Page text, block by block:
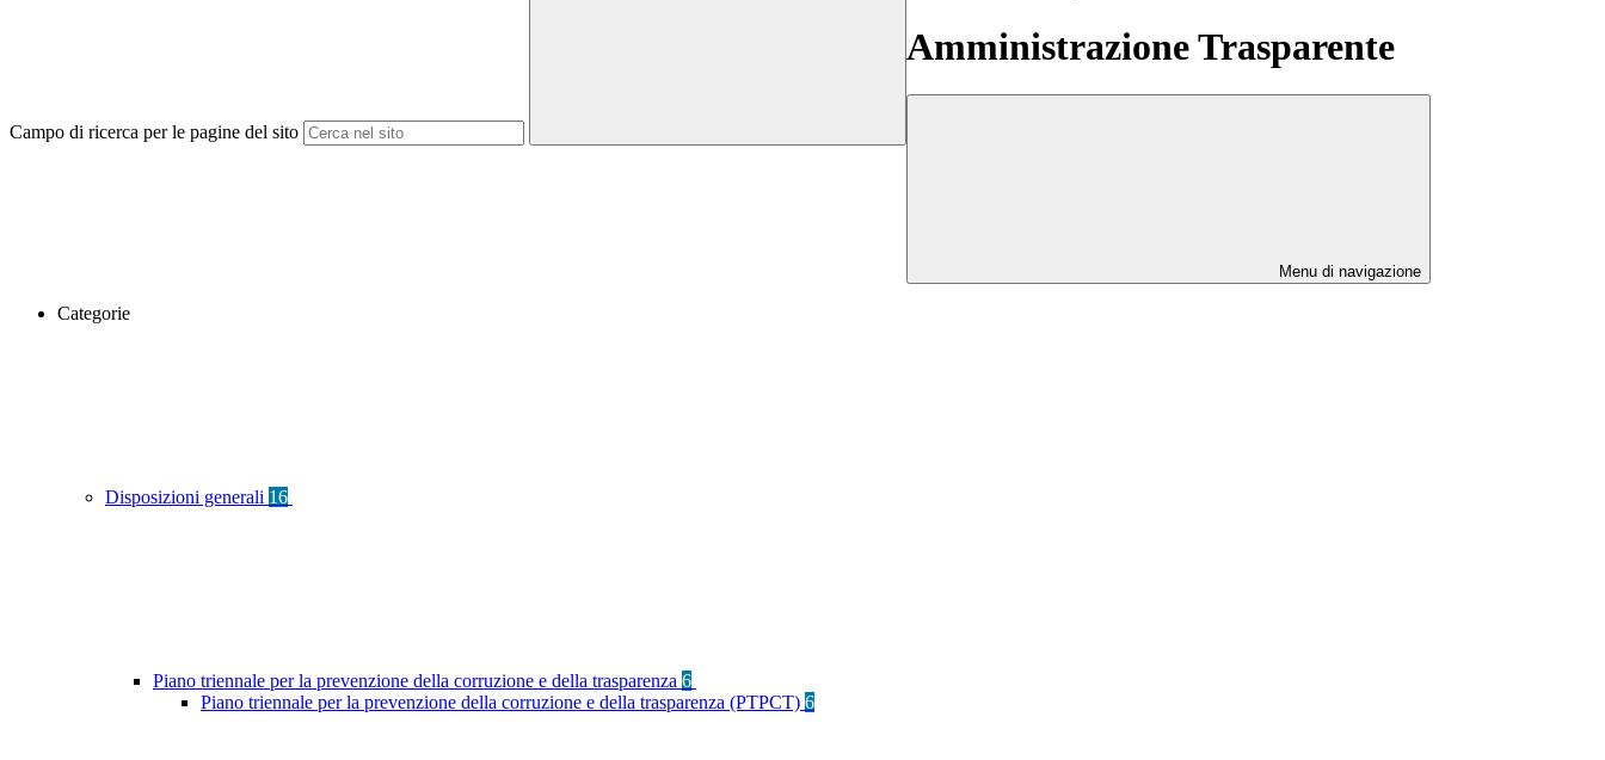
Campo di ricerca per le pagine del sito
Amministrazione Trasparente
Menu di navigazione
Categorie
Disposizioni generali 16
Piano triennale per la prevenzione della corruzione e della trasparenza 6
Piano triennale per la prevenzione della corruzione e della trasparenza (PTPCT) 6